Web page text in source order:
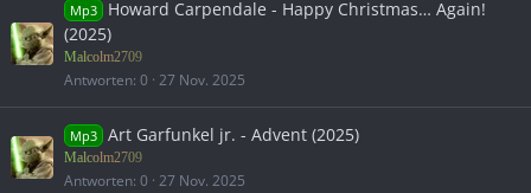
Mp3
Howard Carpendale - Happy Christmas… Again!
(2025)
Malcolm2709
Antworten 0 27 Nov. 2025
Mp3 Art Garfunkel jr. - Advent (2025)
Malcolm2709
Antworten 0 27 Nov. 2025